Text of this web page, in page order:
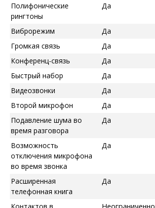
Полифонические
рингтоны
Да
Виброрежим Да
Громкая связь
Да
Конференц-связь
Да
Быстрый набор
Да
Видеозвонки
Да
Второй микрофон
Да
Подавление шума во
время разговора
Да
Возможность
отключения микрофона
во время звонка
Да
Расширенная
телефонная книга
Да